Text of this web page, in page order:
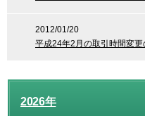
2012/01/20
平成24年2月の取引時間変
2026年